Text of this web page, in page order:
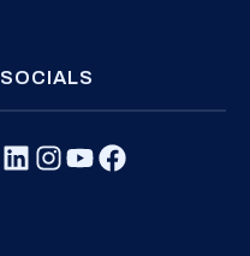
SOCIALS